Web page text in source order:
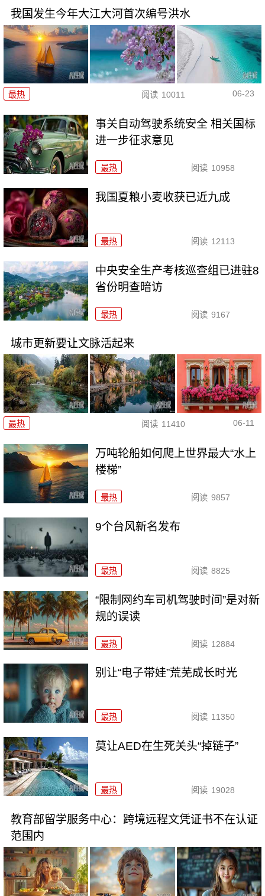
我国发生今年大江大河首次编号洪水
最热 阅读 10011 06-23
事关自动驾驶系统安全 相关国标
进一步征求意见
最热 阅读 10958
我国夏粮小麦收获已近九成
最热 阅读 12113
中央安全生产考核巡查组已进驻8
省份明查暗访
最热 阅读 9167
城市更新要让文脉活起来
最热 阅读 11410 06-11
万吨轮船如何爬上世界最大“水上
楼梯”
最热 阅读 9857
9个台风新名发布
最热 阅读 8825
“限制网约车司机驾驶时间”是对新
规的误读
最热 阅读 12884
别让“电子带娃”荒芜成长时光
最热 阅读 11350
莫让AED在生死关头“掉链子”
最热 阅读 19028
教育部留学服务中心：跨境远程文凭证书不在认证
范围内